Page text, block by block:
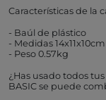
Características de la
- Baúl de plástico
- Medidas 14x11x10cm
- Peso 0.57kg
¿Has usado todos
BASIC se puede